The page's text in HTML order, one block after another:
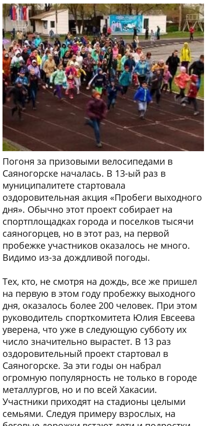
Погоня за призовыми велосипедами в
Саяногорске началась. В 13-ый раз в
муниципалитете стартовала
оздоровительная акция «Пробеги выходного
дня». Обычно этот проект собирает на
спортплощадках города и поселков тысячи
саяногорцев, но в этот раз, на первой
пробежке участников оказалось не много.
Видимо из-за дождливой погоды.
Тех, кто, не смотря на дождь, все же пришел
на первую в этом году пробежку выходного
дня, оказалось более 200 человек. При этом
руководитель спорткомитета Юлия Евсеева
уверена, что уже в следующую субботу их
число значительно вырастет. В 13 раз
оздоровительный проект стартовал в
Саяногорске. За эти годы он набрал
огромную популярность не только в городе
металлургов, но и по всей Хакасии.
Участники приходят на стадионы целыми
семьями. Следуя примеру взрослых, на